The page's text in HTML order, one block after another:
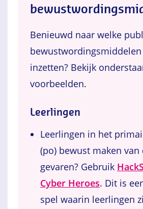
Benieuwd naar welke
inzetten? Bekijk
voorbeelden.
Leerlingen
Leerlingen in het
(po) bewust maken
gevaren? Gebruik
Cyber Heroes. Dit is
spel waarin leerlingen